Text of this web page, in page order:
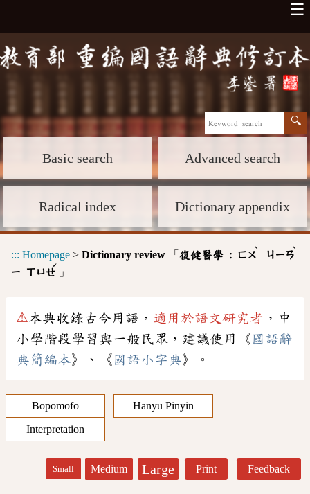
☰
Basic search Advanced search
Radical index Dictionary appendix
::: Homepage > Dictionary review 「 復健醫學 : ㄈㄨ
ˋ
ㄐㄧㄢ
ˋ
ㄧ ㄒㄩㄝ
ˊ
」
⚠本典收錄古今用語， 適用於語文研究者 ，中
小學階段學習與一般民眾，建議使用《 國語辭
典簡編本》、《 國語小字典》。
Bopomofo
Hanyu Pinyin
Interpretation
Small Medium Large Print Feedback